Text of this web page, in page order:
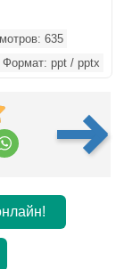
635
Формат: ppt / pptx